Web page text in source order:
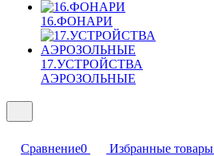
16.ФОНАРИ
17.УСТРОЙСТВА
АЭРОЗОЛЬНЫЕ
Сравнение0 Избранные товары